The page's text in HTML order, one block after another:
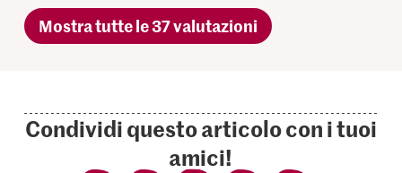
Mostra tutte le 37 valutazioni
Condividi questo articolo con i tuoi
amici!